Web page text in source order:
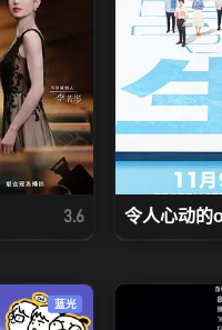
3.6 令人心动的
蓝光